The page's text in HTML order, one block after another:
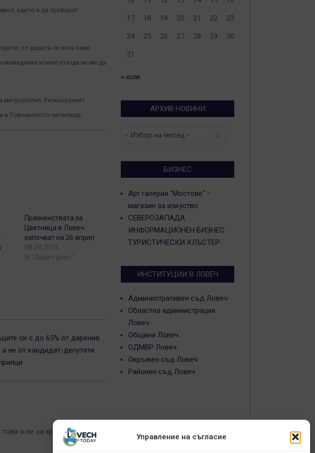
Управление на съгласие
както и да сътворят
от децата се иска само
хлапетата ще може да
митрополия, Регионалният
и Ловчанското читалище.
Празненствата за
Цветница в Ловеч
започват на 26 април
08.04.2013
In "Ловеч днес"
си с до 65% от дарения
не от кандидат-депутати
а не за храма на
17 18 19 20 21 22 23
24 25 26 27 28 29 30
31
« юли
АРХИВ НОВИНИ
Архив
БИЗНЕС
Арт галерия "Мостове" –
магазин за изкуство
СЕВЕРОЗАПАДА
ИНФОРМАЦИОНЕН БИЗНЕС
ТУРИСТИЧЕСКИ КЛЪСТЕР
ИНСТИТУЦИИ В ЛОВЕЧ
Административен съд Ловеч
Областна администрация
Ловеч
Община Ловеч
ОДМВР Ловеч
Окръжен съд Ловеч
Районен съд Ловеч